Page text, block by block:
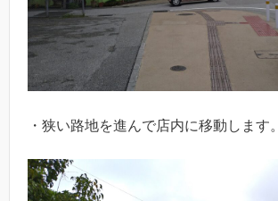
・狭い路地を進んで店内に移動します。